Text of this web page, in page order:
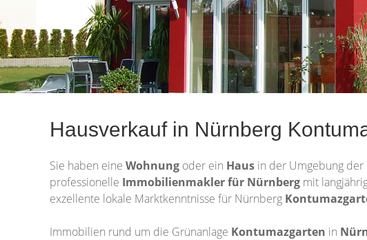
Hausverkauf in Nürnberg
Sie haben eine Wohnung oder ein Haus in der Umgebung der
professionelle Immobilienmakler für Nürnberg mit
exzellente lokale Marktkenntnisse für Nürnberg
Immobilien rund um die Grünanlage Kontumazgarten in